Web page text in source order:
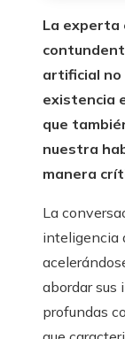
La experta
artificial no
existencia
que
nuestra
manera
La
inteligencia
abordar sus
profundas